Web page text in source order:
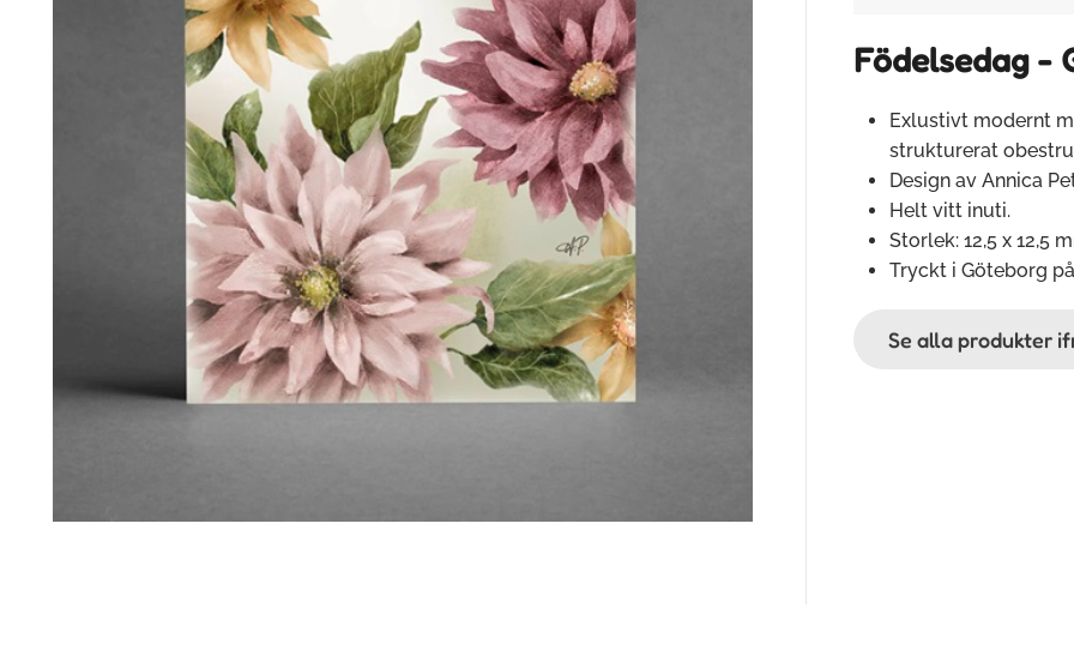
Födelsedag -
Exlustivt modernt
strukturerat
Design av Annica
Helt vitt inuti.
Storlek: 12,5 x 12,5
Tryckt i Göteborg
Se alla produkter